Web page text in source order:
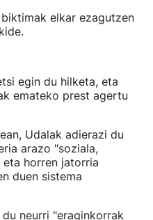
elkar ezagutzen
egin du hilketa, eta
emateko prest agertu
Udalak adierazi du
arazo "soziala,
horren jatorria
duen sistema
neurri "eraginkorrak